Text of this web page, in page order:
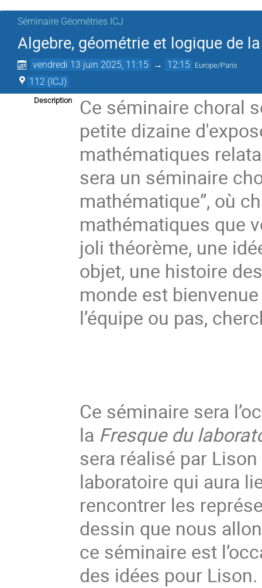
Séminaire Géométries ICJ
Algebre, géométrie et logique de
vendredi 13 juin 2025, 11:15 → 12:15 Europe/Paris
112 (ICJ)
Description
Ce séminaire choral
petite dizaine
mathématiques
sera un séminaire
mathématique”, où
mathématiques que
joli théorème, une
objet, une histoire
monde est
l’équipe ou pas,
Ce séminaire sera
la Fresque du
sera réalisé par
laboratoire qui aura
rencontrer les
dessin que nous
ce séminaire est
des idées pour Lison.